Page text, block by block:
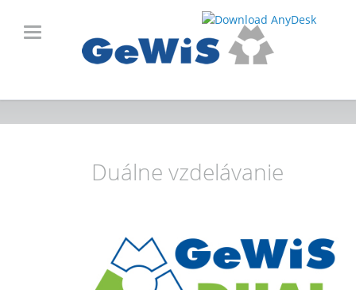
Duálne vzdelávanie